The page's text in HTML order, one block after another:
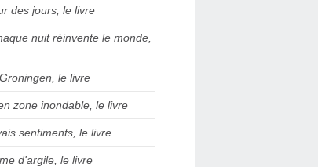
des jours, le livre
nuit réinvente le monde,
le livre
zone inondable, le livre
sentiments, le livre
d'argile, le livre